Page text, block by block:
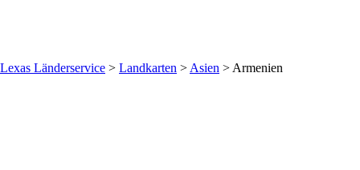
Lexas Länderservice > Landkarten > Asien > Armenien